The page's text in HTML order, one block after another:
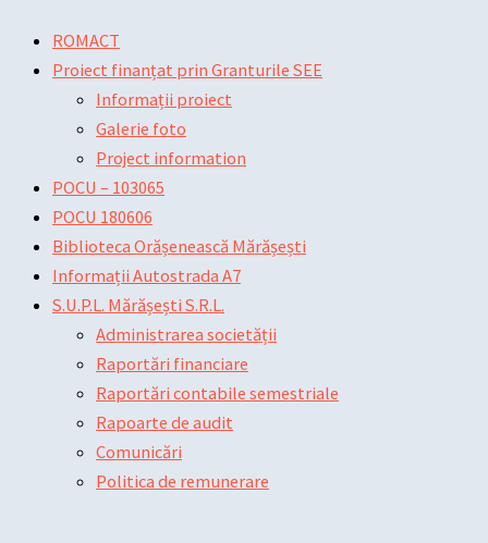
content
Menu
ROMACT
Proiect finanțat prin Granturile SEE
Informații proiect
Galerie foto
Project information
POCU – 103065
POCU 180606
Biblioteca Orășenească Mărășești
Informații Autostrada A7
S.U.P.L. Mărășești S.R.L.
Administrarea societății
Raportări financiare
Raportări contabile semestriale
Rapoarte de audit
Comunicări
Politica de remunerare
Menunavigation